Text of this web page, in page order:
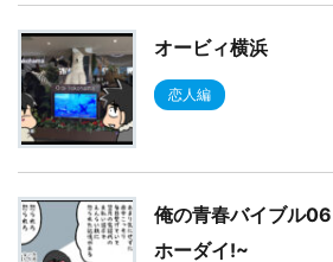
オービィ横浜
恋人編
俺の青春バイブル
ホーダイ!~